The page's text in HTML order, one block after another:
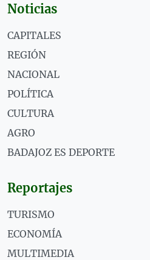
Noticias
CAPITALES
REGIÓN
NACIONAL
POLÍTICA
CULTURA
AGRO
BADAJOZ ES DEPORTE
Reportajes
TURISMO
ECONOMÍA
MULTIMEDIA